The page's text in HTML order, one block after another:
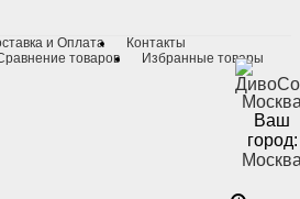
и Оплата
Контакты
товаров Избранные товары
Ваш
город: